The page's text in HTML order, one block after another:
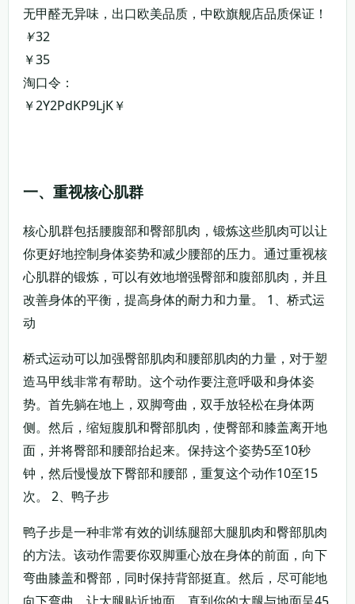
无甲醛无异味，出口欧美品质，中欧旗舰店品质保证！
￥32
￥35
淘口令：
￥2Y2PdKP9LjK￥
一、重视核心肌群
核心肌群包括腰腹部和臀部肌肉，锻炼这些肌肉可以让
你更好地控制身体姿势和减少腰部的压力。通过重视核
心肌群的锻炼，可以有效地增强臀部和腹部肌肉，并且
改善身体的平衡，提高身体的耐力和力量。 1、桥式运
动
桥式运动可以加强臀部肌肉和腰部肌肉的力量，对于塑
造马甲线非常有帮助。这个动作要注意呼吸和身体姿
势。首先躺在地上，双脚弯曲，双手放轻松在身体两
侧。然后，缩短腹肌和臀部肌肉，使臀部和膝盖离开地
面，并将臀部和腰部抬起来。保持这个姿势5至10秒
钟，然后慢慢放下臀部和腰部，重复这个动作10至15
次。 2、鸭子步
鸭子步是一种非常有效的训练腿部大腿肌肉和臀部肌肉
的方法。该动作需要你双脚重心放在身体的前面，向下
弯曲膝盖和臀部，同时保持背部挺直。然后，尽可能地